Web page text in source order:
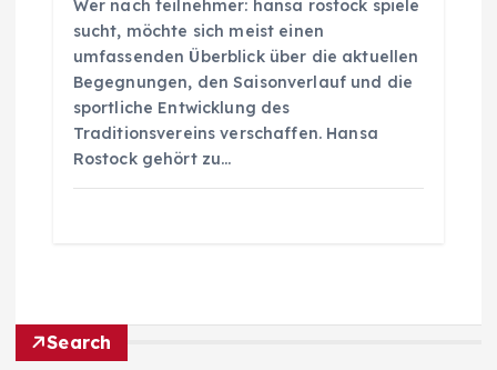
Wer nach teilnehmer: hansa rostock spiele
sucht, möchte sich meist einen
umfassenden Überblick über die aktuellen
Begegnungen, den Saisonverlauf und die
sportliche Entwicklung des
Traditionsvereins verschaffen. Hansa
Rostock gehört zu…
Search